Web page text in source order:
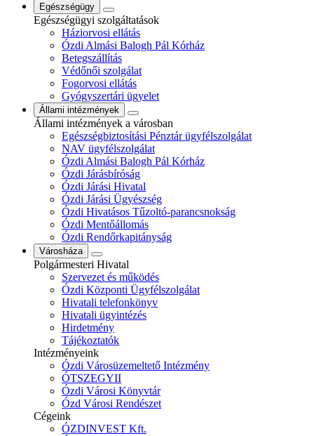
Egészségügy
Egészségügyi szolgáltatások
Háziorvosi ellátás
Ózdi Almási Balogh Pál Kórház
Betegszállítás
Védőnői szolgálat
Fogorvosi ellátás
Gyógyszertári ügyelet
Állami intézmények
Állami intézmények a városban
Egészségbiztosítási Pénztár ügyfélszolgálat
NAV ügyfélszolgálat
Ózdi Almási Balogh Pál Kórház
Ózdi Járásbíróság
Ózdi Járási Hivatal
Ózdi Járási Ügyészség
Ózdi Hivatásos Tűzoltó-parancsnokság
Ózdi Mentőállomás
Ózdi Rendőrkapitányság
Városháza
Polgármesteri Hivatal
Szervezet és működés
Ózdi Központi Ügyfélszolgálat
Hivatali telefonkönyv
Hivatali ügyintézés
Hirdetmény
Tájékoztatók
Intézményeink
Ózdi Városüzemeltető Intézmény
ÓTSZEGYII
Ózdi Városi Könyvtár
Ózd Városi Rendészet
Cégeink
ÓZDINVEST Kft.